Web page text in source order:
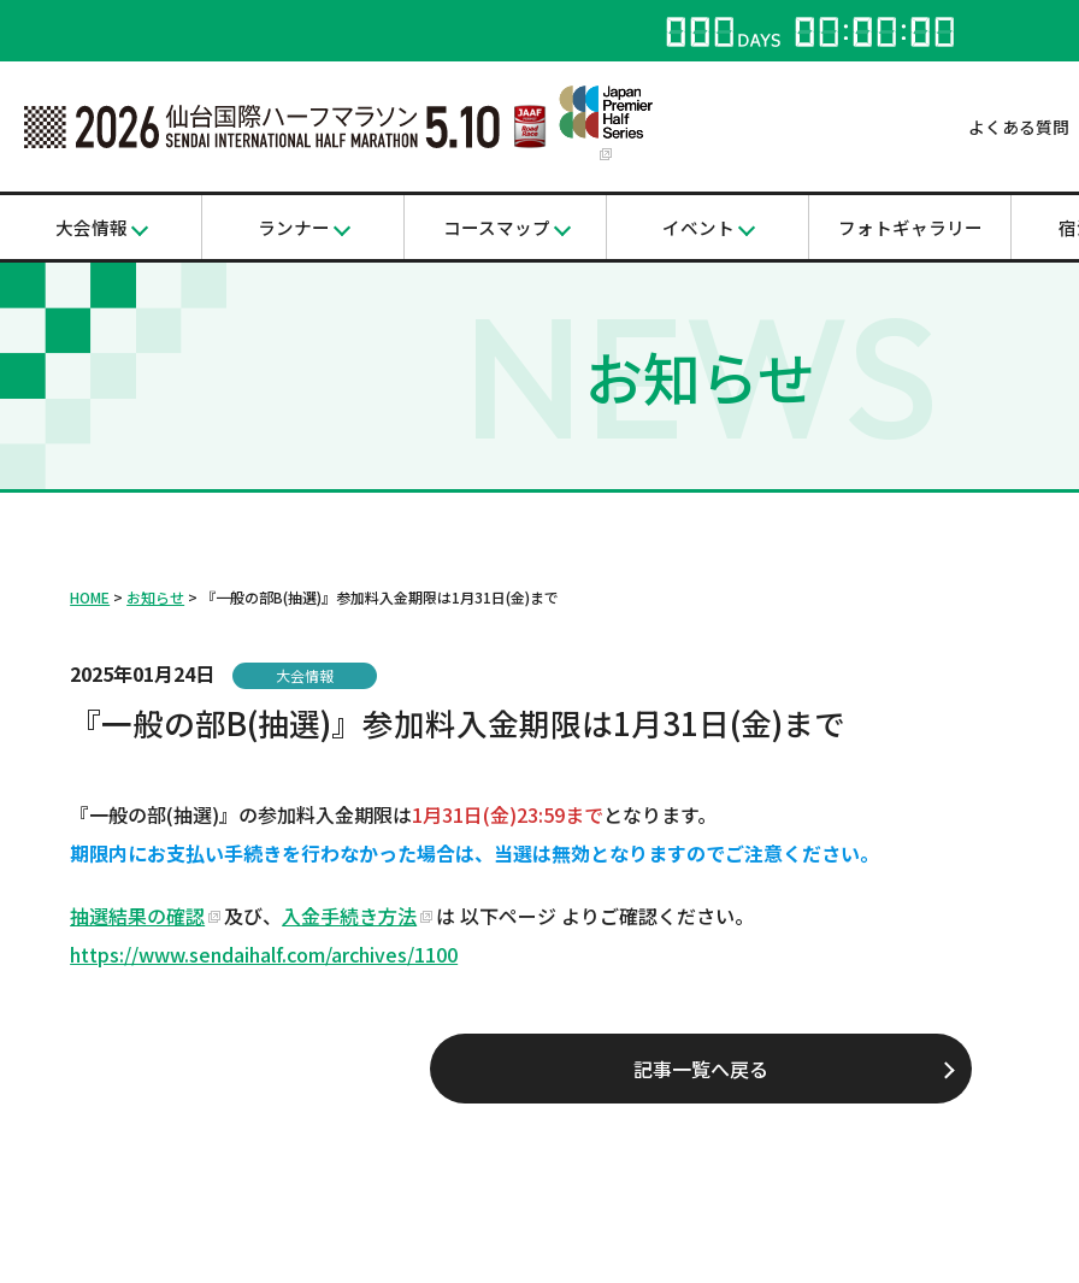
よくある質問
大会情報 ランナー コースマップ イベント フォトギャラリー
お知らせ
NEWS
HOME お知らせ 『一般の部B(抽選)』参加料入金期限は1月31日(金)まで
2025年01月24日 大会情報
『一般の部B(抽選)』参加料入金期限は1月31日(金)まで
『一般の部(抽選)』の参加料入金期限は1月31日(金)23:59までとなります。
期限内にお支払い手続きを行わなかった場合は、当選は無効となりますのでご注意ください。
抽選結果の確認 及び、 入金手続き方法
は 以下ページ よりご確認ください。
https://www.sendaihalf.com/archives/1100
記事一覧へ戻る